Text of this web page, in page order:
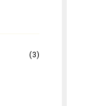
(3)